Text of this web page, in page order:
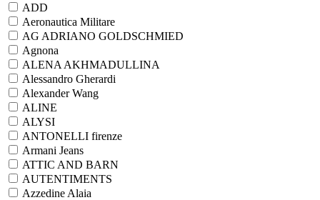
ADD
Aeronautica Militare
AG ADRIANO GOLDSCHMIED
Agnona
ALENA AKHMADULLINA
Alessandro Gherardi
Alexander Wang
ALINE
ALYSI
ANTONELLI firenze
Armani Jeans
ATTIC AND BARN
AUTENTIMENTS
Azzedine Alaia